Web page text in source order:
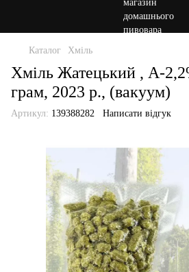
Каталог Хміль
Хміль Жатецький , А-
грам, 2023 р., (вакуум)
Артикул: 139388282 Написати відгук